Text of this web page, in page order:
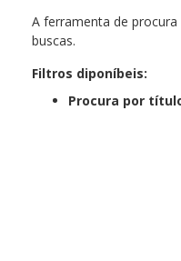
A ferramenta de
buscas.
Filtros diponíbeis:
Procura por